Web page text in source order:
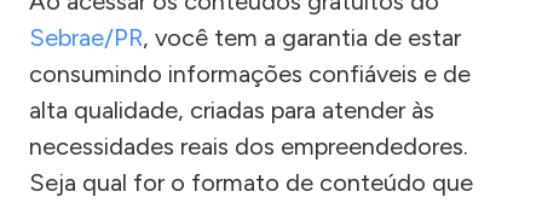
Sebrae/PR, você tem a garantia de estar
consumindo informações confiáveis e de
alta qualidade, criadas para atender às
necessidades reais dos empreendedores.
Seja qual for o formato de conteúdo que